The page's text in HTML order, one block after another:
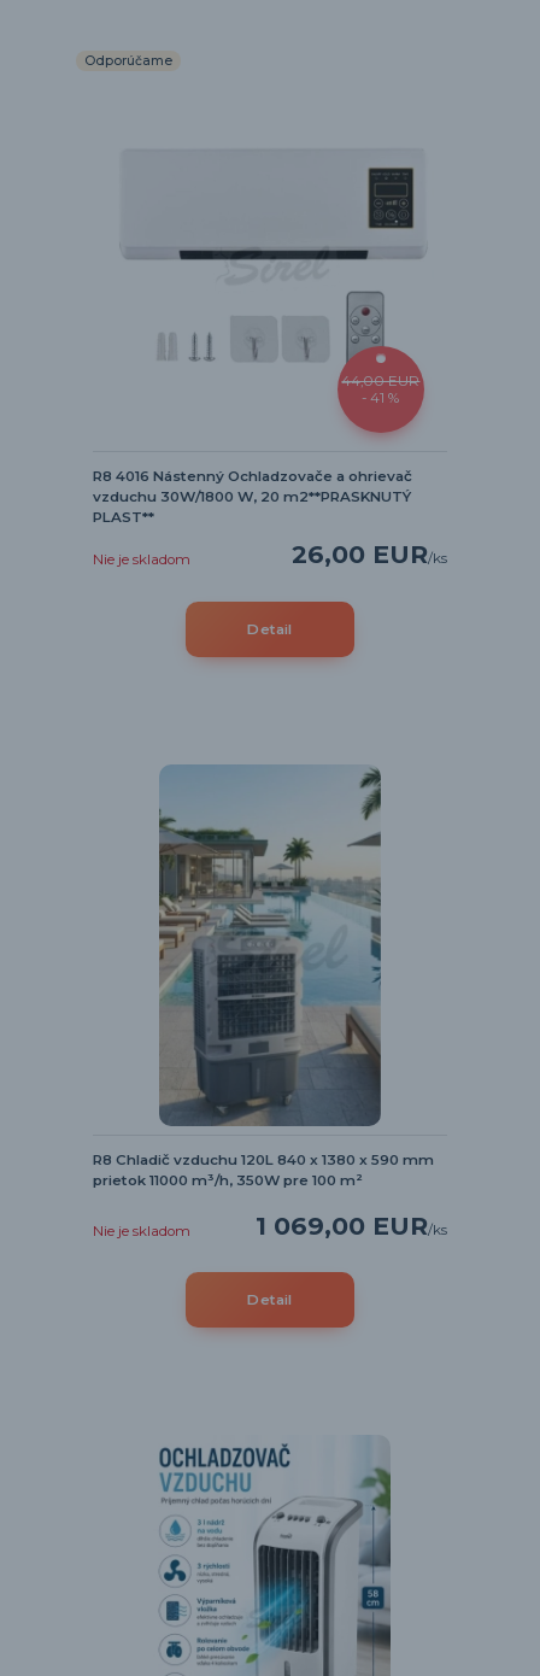
Odporúčame
44,00 EUR
- 41 %
R8 4016 Nástenný Ochladzovače a ohrievač
vzduchu 30W/1800 W, 20 m2**PRASKNUTÝ
PLAST**
26,00 EUR/ks
Nie je skladom
Detail
R8 Chladič vzduchu 120L 840 x 1380 x 590 mm
prietok 11000 m³/h, 350W pre 100 m²
1 069,00 EUR/ks
Nie je skladom
Detail